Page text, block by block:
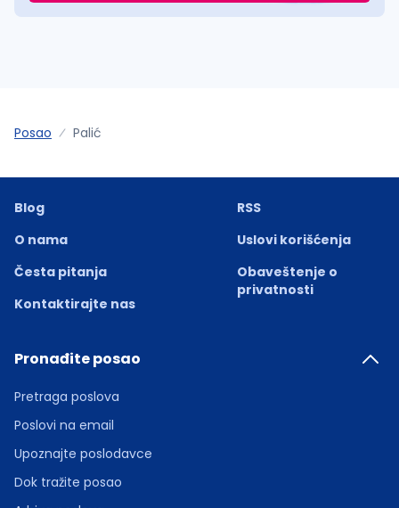
Posao Palić
Blog
O nama
Česta pitanja
Kontaktirajte nas
RSS
Uslovi korišćenja
Obaveštenje o
privatnosti
Pronađite posao
Pretraga poslova
Poslovi na email
Upoznajte poslodavce
Dok tražite posao